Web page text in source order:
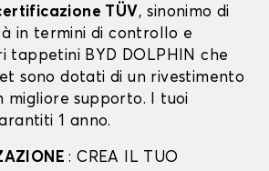
TÜV, sinonimo di
in termini di controllo e
tappetini BYD DOLPHIN che
sono dotati di un rivestimento
migliore supporto. I tuoi
1 anno.
: CREA IL TUO